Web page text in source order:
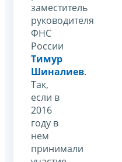
заместитель
руководителя
ФНС
России
Тимур
Шиналиев.
Так,
если в
2016
году в
нем
принимали